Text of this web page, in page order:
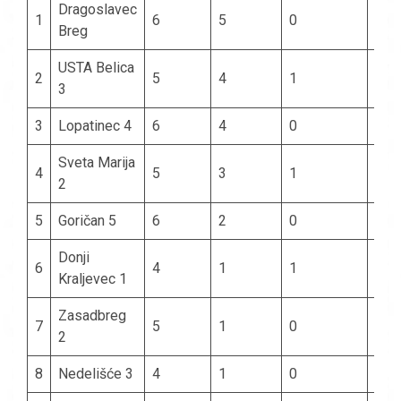
1
Dragoslavec
Breg
6 5 0
2
USTA Belica
3
5 4 1
3 Lopatinec 4 6 4 0
4
Sveta Marija
2
5 3 1
5 Goričan 5 6 2 0
6
Donji
Kraljevec 1
4 1 1
7
Zasadbreg
2
5 1 0
8 Nedelišće 3 4 1 0